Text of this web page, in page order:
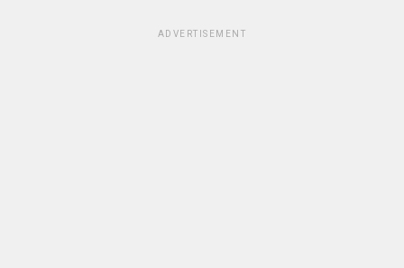
ADVERTISEMENT